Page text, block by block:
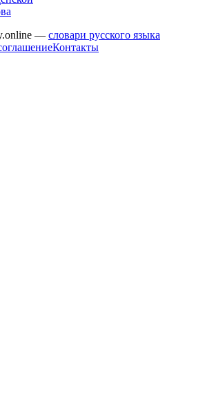
— словари русского языка
Контакты